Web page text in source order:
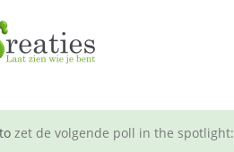
zet de volgende poll in the spotlight: